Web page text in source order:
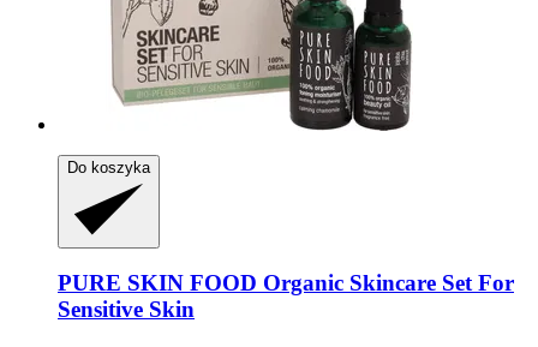
Do koszyka
PURE SKIN FOOD Organic Skincare Set For
Sensitive Skin